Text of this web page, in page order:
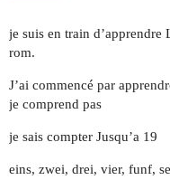
je suis en train
rom.
J’ai commencé par
je comprend pas
je sais compter Jusqu’a 19
eins, zwei, drei, vier, funf,